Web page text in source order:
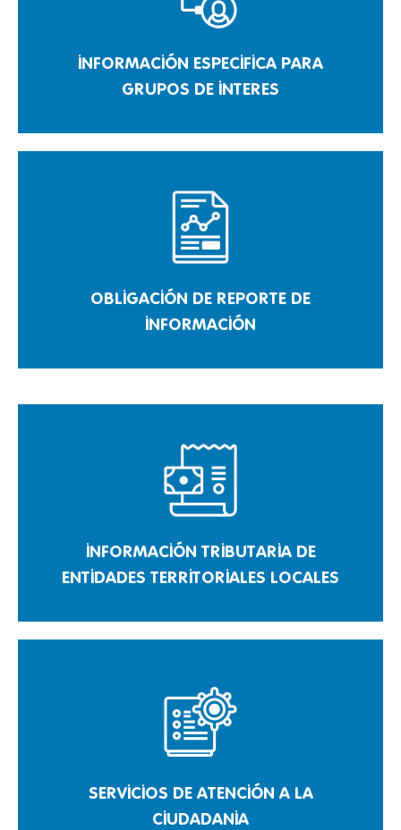
INFORMACIÓN ESPECIFICA PARA
GRUPOS DE INTERES
OBLIGACIÓN DE REPORTE DE
INFORMACIÓN
INFORMACIÓN TRIBUTARIA DE
ENTIDADES TERRITORIALES LOCALES
SERVICIOS DE ATENCIÓN A LA
CIUDADANIA